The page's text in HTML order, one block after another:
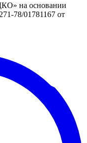
на основании
78/01781167 от